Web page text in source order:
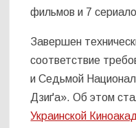
фильмов и 7
Завершен
соответствие
и Седьмой
Дзиґа». Об этом
Украинской